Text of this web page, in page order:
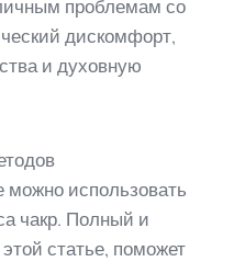
проблемам со
дискомфорт,
и духовную
можно использовать
чакр. Полный и
статье, поможет